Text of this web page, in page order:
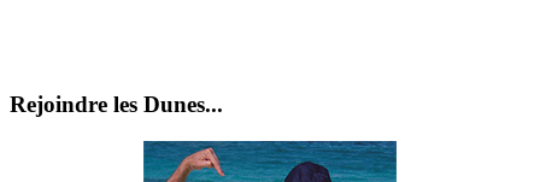
Rejoindre les Dunes...